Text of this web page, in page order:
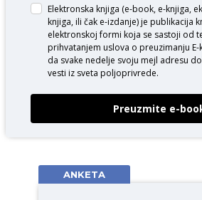
Elektronska knjiga (e-book, e-knjiga,
knjiga, ili čak e-izdanje) je publikacija
elektronskoj formi koja se sastoji od
prihvatanjem uslova o preuzimanju E-
da svake nedelje svoju mejl adresu
vesti iz sveta poljoprivrede.
Preuzmite e-
ANKETA